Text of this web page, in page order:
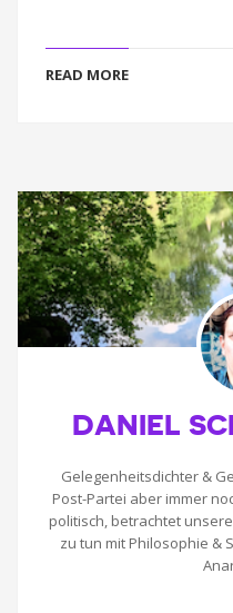
READ MORE
DANIEL
Gelegenheitsdichter &
Post-Partei aber immer
politisch, betrachtet
zu tun mit Philosophie &